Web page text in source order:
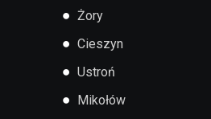
● Żory
● Cieszyn
● Ustroń
● Mikołów